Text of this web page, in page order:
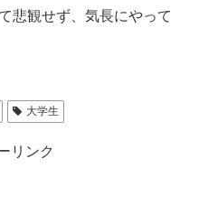
悲観せず、気長にやって
大学生
リンク